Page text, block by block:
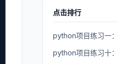
点击排行
python项目练习一
python项目练习十